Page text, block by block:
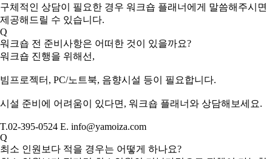
구체적인 상담이 필요한 경우 워크숍 플래너에게 말씀해주시면
제공해드릴 수 있습니다.
Q
워크숍 전 준비사항은 어떠한 것이 있을까요?
워크숍 진행을 위해선,
빔프로젝터, PC/노트북, 음향시설 등이 필요합니다.
시설 준비에 어려움이 있다면, 워크숍 플래너와 상담해보세요.
T.02-395-0524 E. info@yamoiza.com
Q
최소 인원보다 적을 경우는 어떻게 하나요?